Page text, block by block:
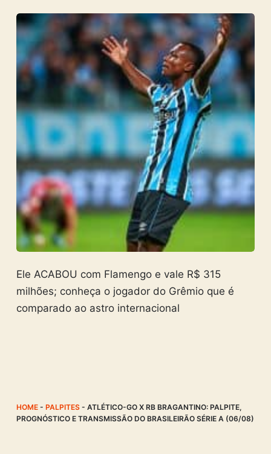
Ele ACABOU com Flamengo e vale R$ 315
milhões; conheça o jogador do Grêmio que é
comparado ao astro internacional
HOME- PALPITES- ATLÉTICO-GO X RB BRAGANTINO: PALPITE,
PROGNÓSTICO E TRANSMISSÃO DO BRASILEIRÃO SÉRIE A (06/08)